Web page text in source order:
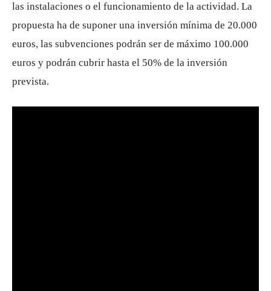
las instalaciones o el funcionamiento de la actividad. La
propuesta ha de suponer una inversión mínima de 20.000
euros, las subvenciones podrán ser de máximo 100.000
euros y podrán cubrir hasta el 50% de la inversión
prevista.